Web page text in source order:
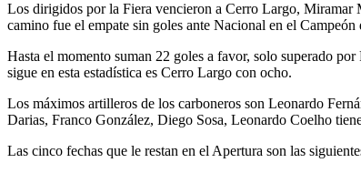
Los dirigidos por la Fiera vencieron a Cerro Largo,
camino fue el empate sin goles ante Nacional en el
Hasta el momento suman 22 goles a favor, solo superado
sigue en esta estadística es Cerro Largo con ocho.
Los máximos artilleros de los carboneros son Leonardo
Darias, Franco González, Diego Sosa, Leonardo Coelho
Las cinco fechas que le restan en el Apertura son las